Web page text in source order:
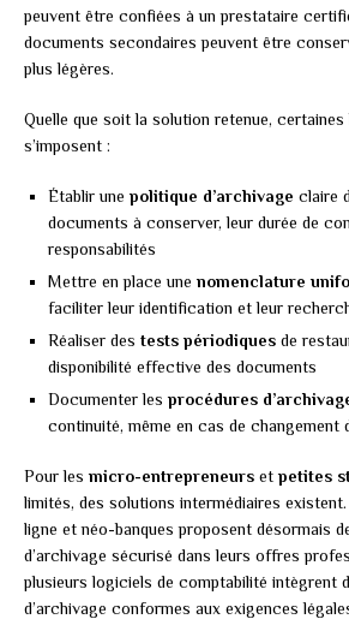
peuvent être confiées à un prestataire
documents secondaires peuvent être
plus légères.
Quelle que soit la solution retenue, certaines
s’imposent :
Établir une politique d’archivage claire
documents à conserver, leur durée de
responsabilités
Mettre en place une nomenclature
faciliter leur identification et leur
Réaliser des tests périodiques de
disponibilité effective des documents
Documenter les procédures
continuité, même en cas de changement
Pour les micro-entrepreneurs et petites
limités, des solutions intermédiaires
ligne et néo-banques proposent désormais
d’archivage sécurisé dans leurs offres
plusieurs logiciels de comptabilité intègrent
d’archivage conformes aux exigences